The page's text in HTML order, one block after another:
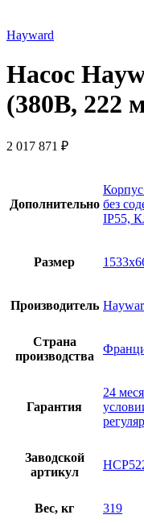
Hayward
Насос
(380В, 222
2 017 871 ₽
Дополнительно без
IP55,
Размер
Производитель
Страна
производства
Гарантия
24
Заводской
артикул
Вес, кг 319